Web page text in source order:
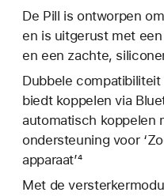
De Pill is ontworpen
en is uitgerust met
en een zachte,
Dubbele
biedt koppelen via
automatisch koppelen
ondersteuning voor
apparaat’⁴
Met de